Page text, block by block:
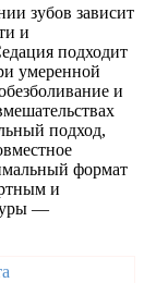
зубов зависит
и
подходит
умеренной
и
подход,
формат
и
—